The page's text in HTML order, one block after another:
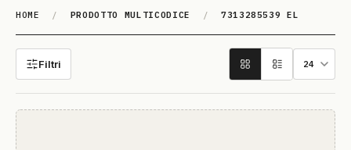
HOME / PRODOTTO MULTICODICE / 7313285539 EL
7313285539 EL
Filtri